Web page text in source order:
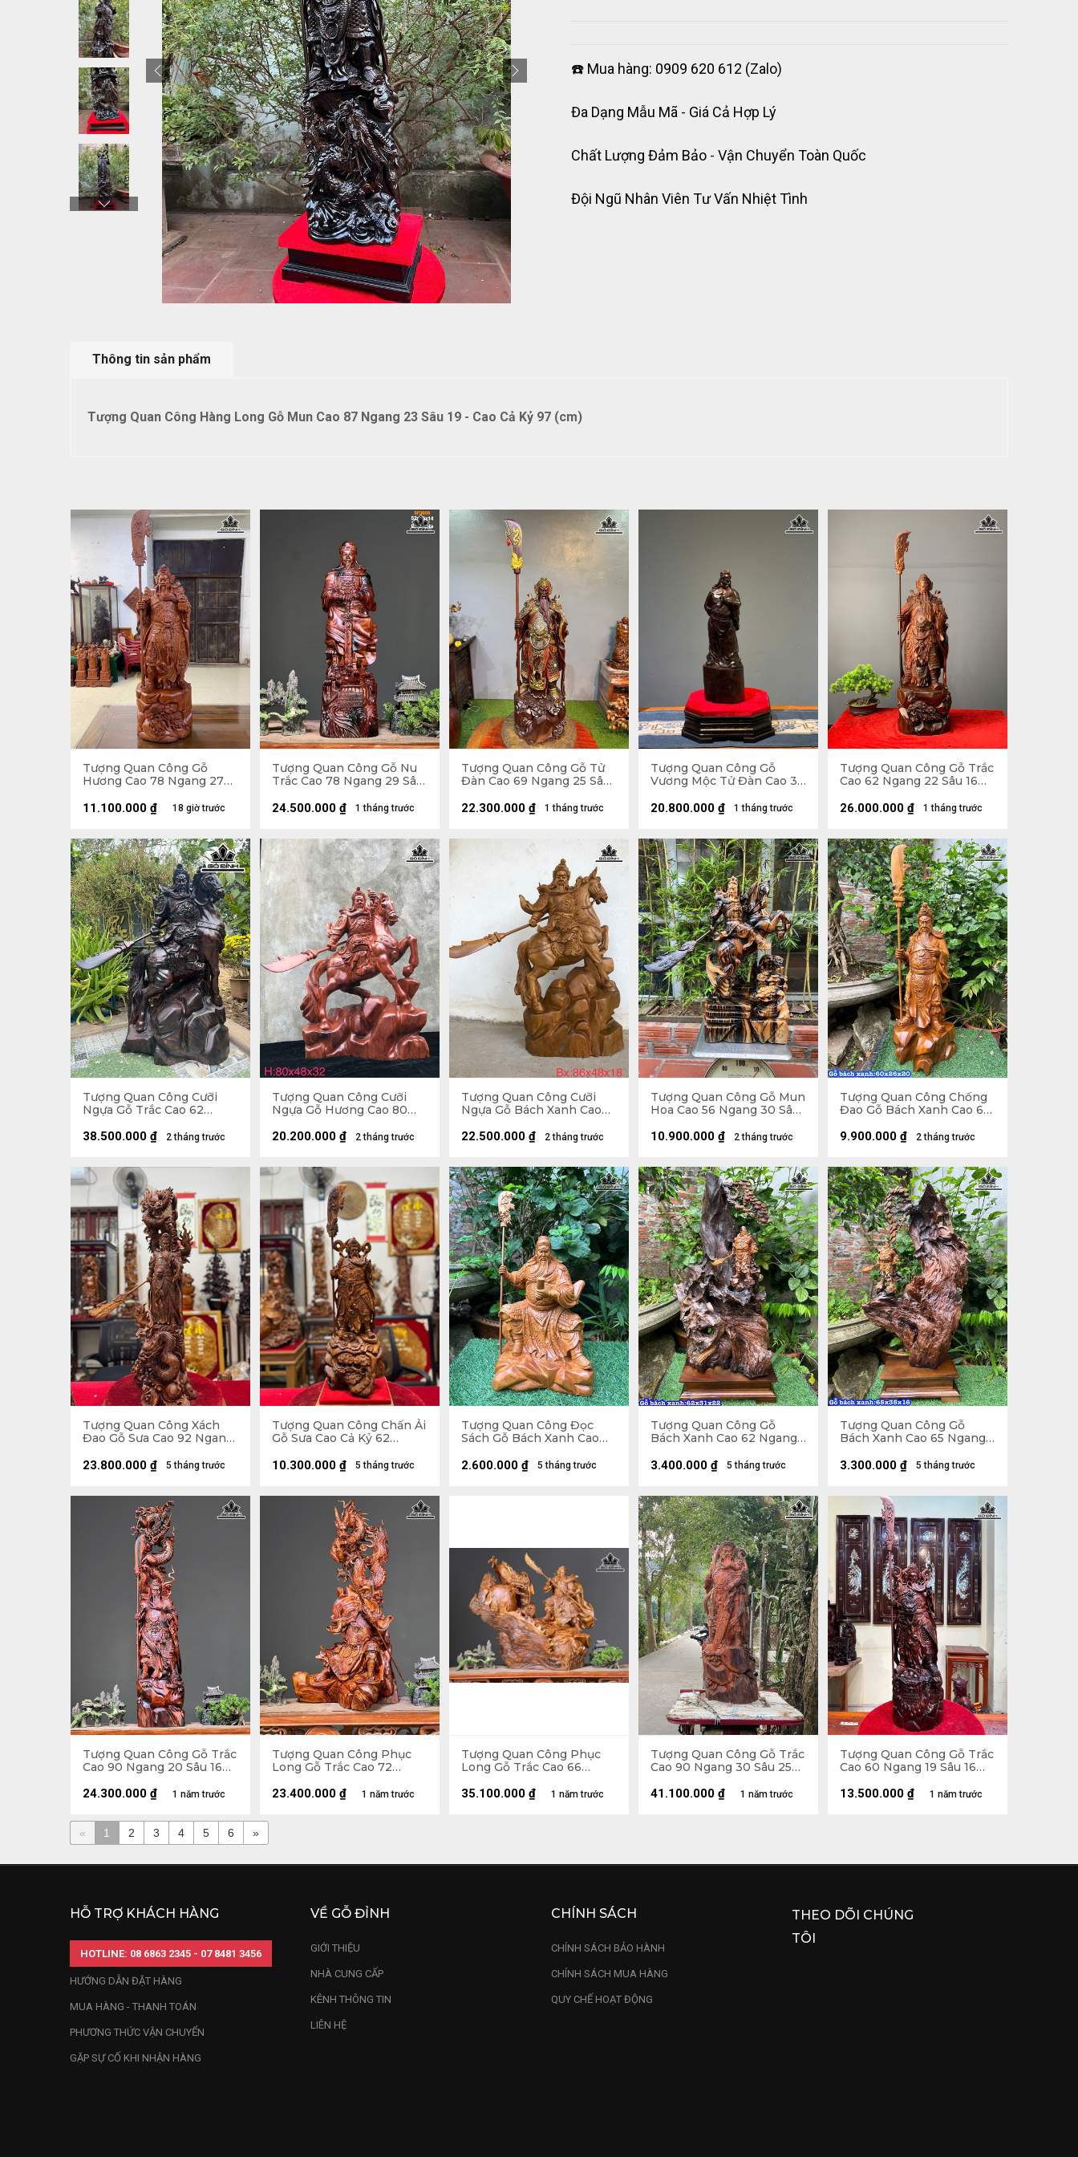
☎️ Mua hàng: 0909 620 612 (Zalo)
Đa Dạng Mẫu Mã - Giá Cả Hợp Lý
Chất Lượng Đảm Bảo - Vận Chuyển Toàn Quốc
Đội Ngũ Nhân Viên Tư Vấn Nhiệt Tình
Thông tin sản phẩm
Tượng Quan Công Hàng Long Gỗ Mun Cao 87 Ngang 23 Sâu 19 - Cao Cả Kỷ 97 (cm)
Tượng Quan Công Gỗ
Hương Cao 78 Ngang 27
18 giờ trước
11.100.000 ₫
Tượng Quan Công Gỗ Nu
Trắc Cao 78 Ngang 29 Sâu
1 tháng trước
24.500.000 ₫
Tượng Quan Công Gỗ Tử
Đàn Cao 69 Ngang 25 Sâu
1 tháng trước
22.300.000 ₫
Tượng Quan Công Gỗ
Vương Mộc Tử Đàn Cao 36
1 tháng trước
20.800.000 ₫
Tượng Quan Công Gỗ Trắc
Cao 62 Ngang 22 Sâu 16
1 tháng trước
26.000.000 ₫
Tượng Quan Công Cưỡi
Ngựa Gỗ Trắc Cao 62
2 tháng trước
38.500.000 ₫
Tượng Quan Công Cưỡi
Ngựa Gỗ Hương Cao 80
2 tháng trước
20.200.000 ₫
Tượng Quan Công Cưỡi
Ngựa Gỗ Bách Xanh Cao
2 tháng trước
22.500.000 ₫
Tượng Quan Công Gỗ Mun
Hoa Cao 56 Ngang 30 Sâu
2 tháng trước
10.900.000 ₫
Tượng Quan Công Chống
Đao Gỗ Bách Xanh Cao 60
2 tháng trước
9.900.000 ₫
Tượng Quan Công Xách
Đao Gỗ Sưa Cao 92 Ngang
5 tháng trước
23.800.000 ₫
Tượng Quan Công Chấn Ải
Gỗ Sưa Cao Cả Kỷ 62
10
5 tháng trước
10.300.000 ₫
Tượng Quan Công Đọc
Sách Gỗ Bách Xanh Cao
5 tháng trước
2.600.000 ₫
Tượng Quan Công Gỗ
Bách Xanh Cao 62 Ngang
5 tháng trước
3.400.000 ₫
Tượng Quan Công Gỗ
Bách Xanh Cao 65 Ngang
5 tháng trước
3.300.000 ₫
Tượng Quan Công Gỗ Trắc
Cao 90 Ngang 20 Sâu 16
1 năm trước
24.300.000 ₫
Tượng Quan Công Phục
Long Gỗ Trắc Cao 72
1 năm trước
23.400.000 ₫
Tượng Quan Công Phục
Long Gỗ Trắc Cao 66
1 năm trước
35.100.000 ₫
Tượng Quan Công Gỗ Trắc
Cao 90 Ngang 30 Sâu 25
1 năm trước
41.100.000 ₫
Tượng Quan Công Gỗ Trắc
Cao 60 Ngang 19 Sâu 16
1 năm trước
13.500.000 ₫
« 1 2 3 4 5 6 »
HỖ TRỢ KHÁCH HÀNG
HOTLINE: 08 6863 2345 - 07 8481 3456
HƯỚNG DẪN ĐẶT HÀNG
MUA HÀNG - THANH TOÁN
PHƯƠNG THỨC VẬN CHUYỂN
GẶP SỰ CỐ KHI NHẬN HÀNG
VỀ GỖ ĐỈNH
GIỚI THIỆU
NHÀ CUNG CẤP
KÊNH THÔNG TIN
LIÊN HỆ
CHÍNH SÁCH
CHÍNH SÁCH BẢO HÀNH
CHÍNH SÁCH MUA HÀNG
QUY CHẾ HOẠT ĐỘNG
THEO DÕI CHÚNG
TÔI